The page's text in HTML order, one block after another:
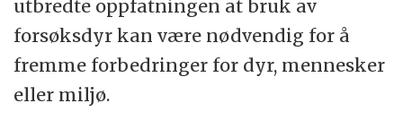
utbredte oppfatningen at bruk av
forsøksdyr kan være nødvendig for å
fremme forbedringer for dyr, mennesker
eller miljø.